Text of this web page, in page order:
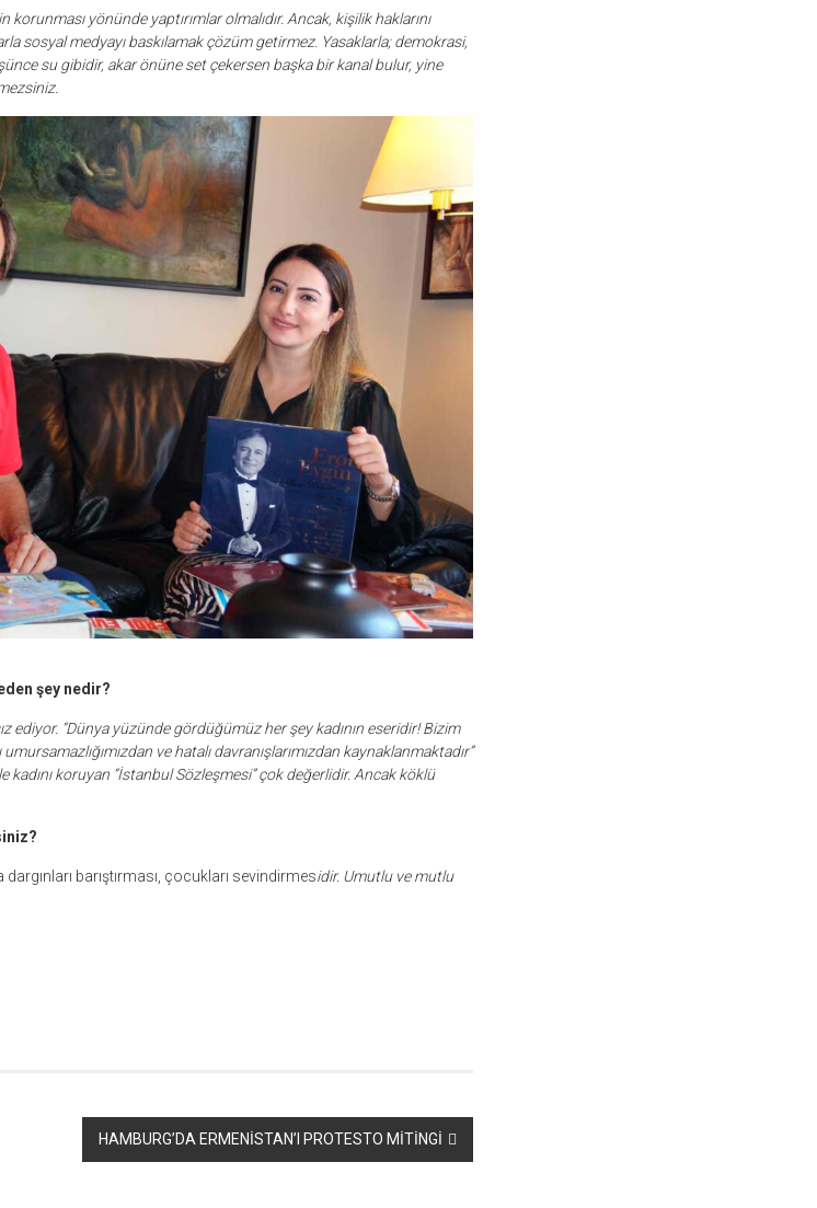
yönünde yaptırımlar olmalıdır. Ancak, kişilik haklarını
sosyal medyayı baskılamak çözüm getirmez. Yasaklarla; demokrasi,
su gibidir, akar önüne set çekersen başka bir kanal bulur, yine
şey nedir?
ediyor. “Dünya yüzünde gördüğümüz her şey kadının eseridir! Bizim
ve hatalı davranışlarımızdan kaynaklanmaktadır”
koruyan “İstanbul Sözleşmesi” çok değerlidir. Ancak köklü
dargınları barıştırması, çocukları sevindirmesidir. Umutlu ve mutlu
HAMBURG’DA ERMENİSTAN’I PROTESTO MİTİNGİ